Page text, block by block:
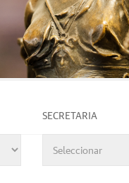
SECRETARIA